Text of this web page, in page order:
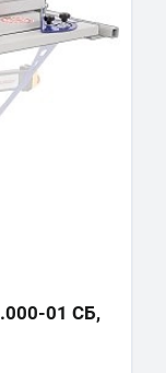
01 СБ,